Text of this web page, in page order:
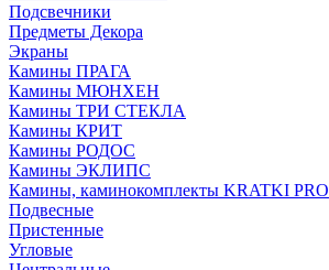
Подсвечники
Предметы Декора
Экраны
Камины ПРАГА
Камины МЮНХЕН
Камины ТРИ СТЕКЛА
Камины КРИТ
Камины РОДОС
Камины ЭКЛИПС
Камины, каминокомплекты KRATKI PRO
Подвесные
Пристенные
Угловые